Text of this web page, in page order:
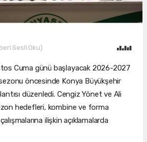
Sesli Oku)
Cuma günü başlayacak 2026-2027
öncesinde Konya Büyükşehir
düzenledi. Cengiz Yönet ve Ali
hedefleri, kombine ve forma
ilişkin açıklamalarda